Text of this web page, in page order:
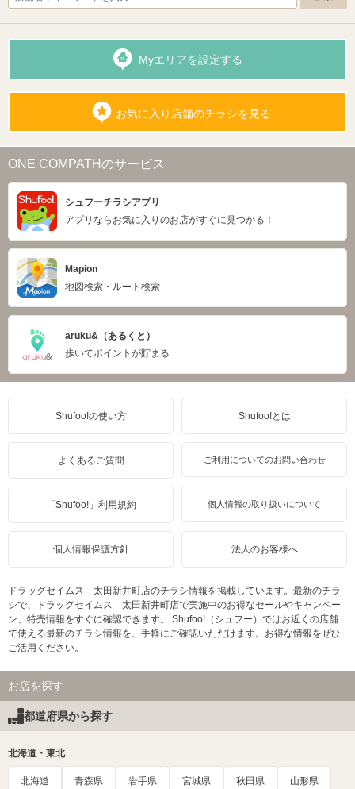
Myエリアを設定する
お気に入り店舗のチラシを見る
ONE COMPATHのサービス
シュフーチラシアプリ
アプリならお気に入りのお店がすぐに見つかる！
Mapion
地図検索・ルート検索
aruku&（あるくと）
歩いてポイントが貯まる
Shufoo!の使い方 Shufoo!とは
よくあるご質問 ご利用についてのお問い合わせ
「Shufoo!」利用規約 個人情報の取り扱いについて
個人情報保護方針 法人のお客様へ
ドラッグセイムス 太田新井町店のチラシ情報を掲載しています。最新のチラ
シで、ドラッグセイムス 太田新井町店で実施中のお得なセールやキャンペー
ン、特売情報をすぐに確認できます。 Shufoo!（シュフー）ではお近くの店舗
で使える最新のチラシ情報を、手軽にご確認いただけます。お得な情報をぜひ
ご活用ください。
お店を探す
都道府県から探す
北海道・東北
北海道 青森県 岩手県 宮城県 秋田県 山形県